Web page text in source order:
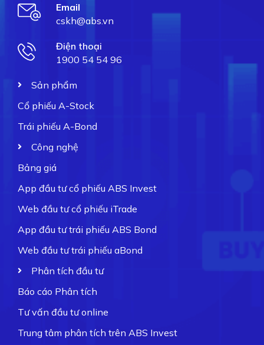
Email
cskh@abs.vn
Điện thoại
1900 54 54 96
Sản phẩm
Cổ phiếu A-Stock
Trái phiếu A-Bond
Công nghệ
Bảng giá
App đầu tư cổ phiếu ABS Invest
Web đầu tư cổ phiếu iTrade
App đầu tư trái phiếu ABS Bond
Web đầu tư trái phiếu aBond
Phân tích đầu tư
Báo cáo Phân tích
Tư vấn đầu tư online
Trung tâm phân tích trên ABS Invest